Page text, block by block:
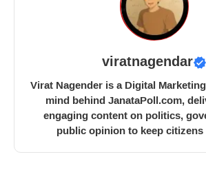
viratnagendar
Virat Nagender is a Digital
mind behind JanataPoll.com,
engaging content on politics,
public opinion to keep